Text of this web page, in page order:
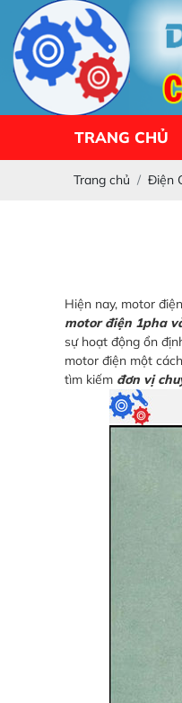
TRANG CHỦ
Trang chủ Điện
Hiện nay, motor
motor điện 1pha
sự hoạt động ổn
motor điện một
tìm kiếm đơn vị